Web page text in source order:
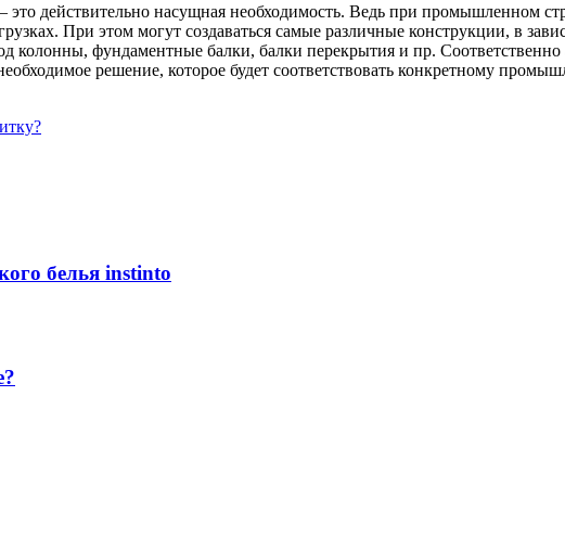
действительно насущная необходимость. Ведь при промышленном
При этом могут создаваться самые различные конструкции, в
фундаментные балки, балки перекрытия и пр.
решение, которое будет соответствовать конкретному
белья instinto